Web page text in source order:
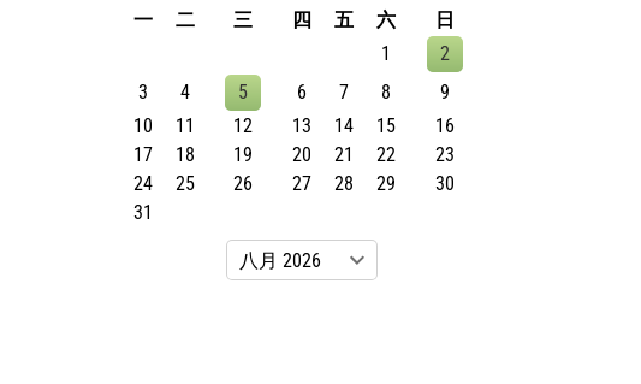
一
二 三 四 五 六
日
1
2
3
4 5 6 7 8
9
10
11 12 13 14 15
16
17
18 19 20 21 22
23
24
25 26 27 28 29
30
31